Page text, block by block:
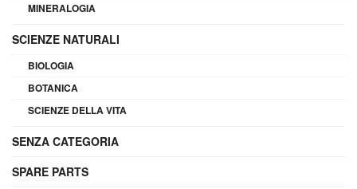
MINERALOGIA
SCIENZE NATURALI
BIOLOGIA
BOTANICA
SCIENZE DELLA VITA
SENZA CATEGORIA
SPARE PARTS